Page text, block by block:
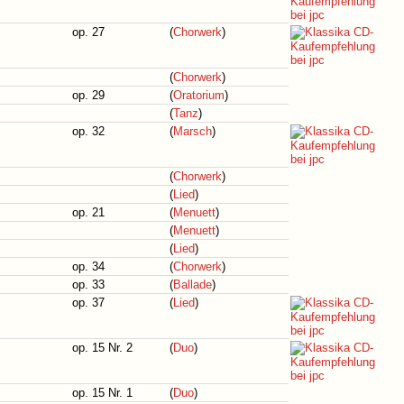
op. 27 (Chorwerk)
(Chorwerk)
op. 29 (Oratorium)
(Tanz)
op. 32 (Marsch)
(Chorwerk)
(Lied)
op. 21 (Menuett)
(Menuett)
(Lied)
op. 34 (Chorwerk)
op. 33 (Ballade)
op. 37 (Lied)
op. 15 Nr. 2 (Duo)
op. 15 Nr. 1 (Duo)